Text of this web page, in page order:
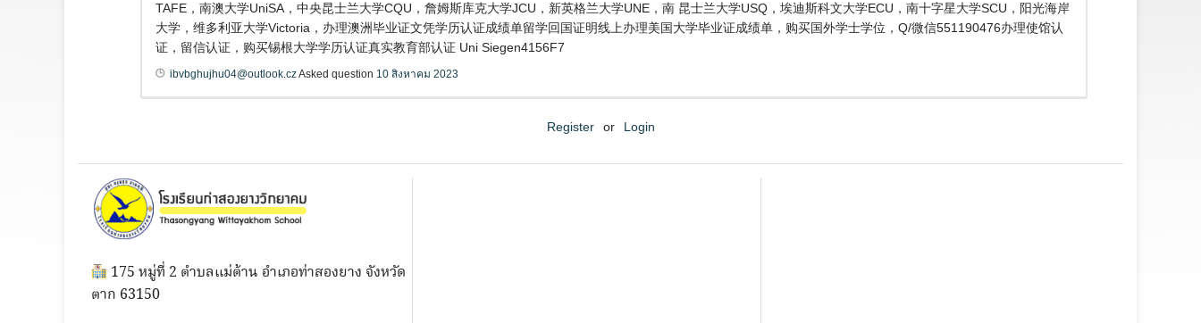
TAFE，南澳大学UniSA，中央昆士兰大学CQU，詹姆斯库克大学JCU，新英格兰大学UNE，南 昆士兰大学USQ，埃迪斯科文大学ECU，南十字星大学SCU，阳光海岸
大学，维多利亚大学Victoria，办理澳洲毕业证文凭学历认证成绩单留学回国证明线上办理美国大学毕业证成绩单，购买国外学士学位，Q/微信551190476办理使馆认
证，留信认证，购买锡根大学学历认证真实教育部认证 Uni Siegen4156F7
ibvbghujhu04@outlook.czAsked question 10 สิงหาคม 2023
Register or Login
175 หมู่ที่ 2 ตำบลแม่ต้าน อำเภอท่าสองยาง จังหวัด
ตาก 63150